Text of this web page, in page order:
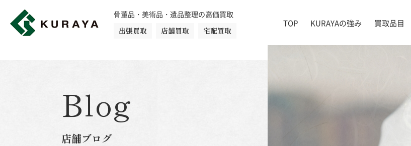
骨董品・美術品・遺品整理の高価買取
出張買取
店舗買取 宅配買取
TOP KURAYAの強み 買取品目
ダイヤモンド 時計
楽器 ブランド家具
Blog
店舗ブログ